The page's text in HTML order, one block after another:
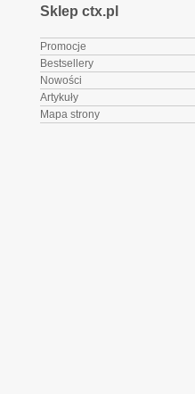
Sklep ctx.pl
Promocje
Bestsellery
Nowości
Artykuły
Mapa strony